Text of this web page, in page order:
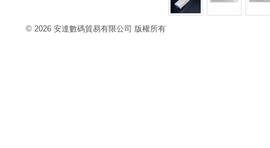
© 2026 安達數碼貿易有限公司 版權所有